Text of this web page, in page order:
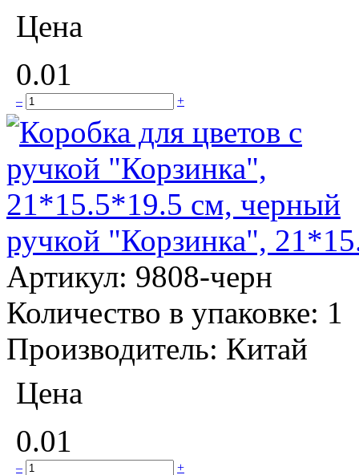
Цена
0.01
– +
ручкой "Корзинка",
Артикул: 9808-черн
Количество в упаковке: 1
Производитель: Китай
Цена
0.01
– +